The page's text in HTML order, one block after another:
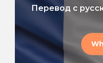
Перевод с